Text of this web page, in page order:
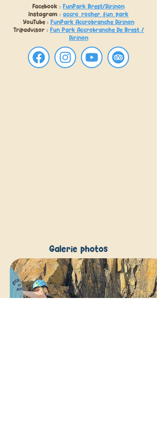
Facebook : FunPark Brest/Dirinon
Instagram : accro_rocher_fun_park
YouTube : FunPark Accrobranche Dirinon
Tripadvisor : Fun Park Accrobranche De Brest /
Dirinon
Galerie photos